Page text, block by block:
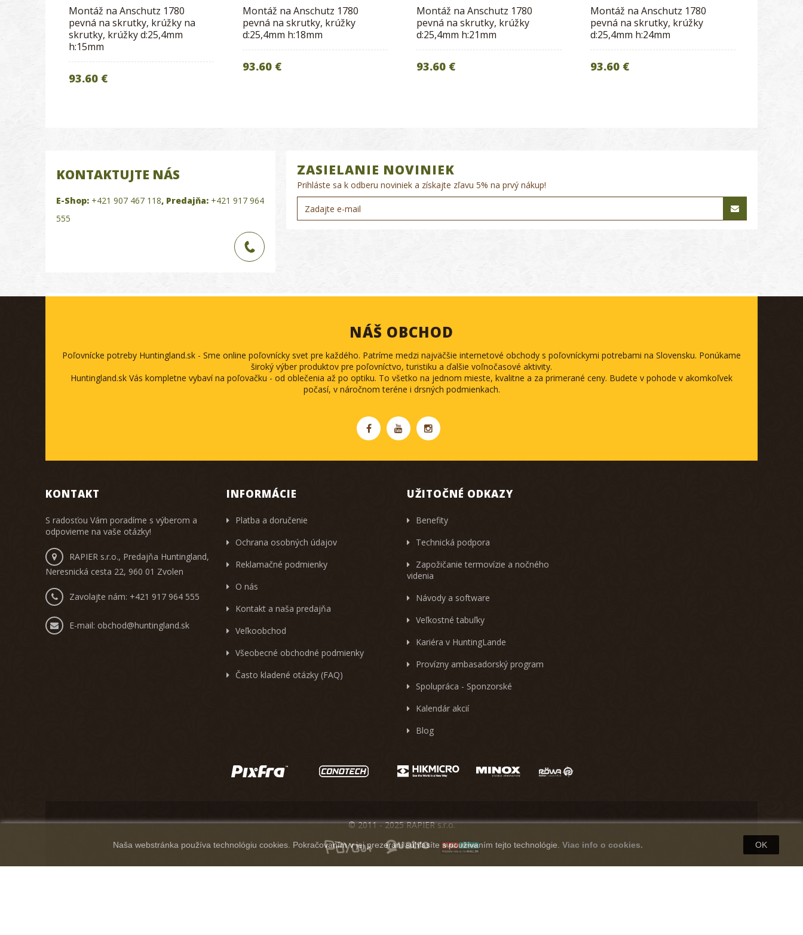
Montáž na Anschutz 1780
pevná na skrutky, krúžky na
skrutky, krúžky d:25,4mm
h:15mm
93.60 €
Montáž na Anschutz 1780
pevná na skrutky, krúžky
d:25,4mm h:18mm
93.60 €
Montáž na Anschutz 1780
pevná na skrutky, krúžky
d:25,4mm h:21mm
93.60 €
Montáž na Anschutz 1780
pevná na skrutky, krúžky
d:25,4mm h:24mm
93.60 €
KONTAKTUJTE NÁS
E-Shop: +421 907 467 118, Predajňa: +421 917 964
555
ZASIELANIE NOVINIEK
Prihláste sa k odberu noviniek a získajte zľavu 5% na prvý nákup!
NÁŠ OBCHOD
Poľovnícke potreby Huntingland.sk - Sme online poľovnícky svet pre každého. Patríme medzi najväčšie internetové obchody s poľovníckymi potrebami na Slovensku. Ponúkame
široký výber produktov pre poľovníctvo, turistiku a ďalšie voľnočasové aktivity.
Huntingland.sk Vás kompletne vybaví na poľovačku - od oblečenia až po optiku. To všetko na jednom mieste, kvalitne a za primerané ceny. Budete v pohode v akomkoľvek
počasí, v náročnom teréne i drsných podmienkach.
KONTAKT
S radosťou Vám poradíme s výberom a
odpovieme na vaše otázky!
RAPIER s.r.o., Predajňa Huntingland,
Neresnická cesta 22, 960 01 Zvolen
Zavolajte nám: +421 917 964 555
E-mail: obchod@huntingland.sk
INFORMÁCIE
Platba a doručenie
Ochrana osobných údajov
Reklamačné podmienky
O nás
Kontakt a naša predajňa
Veľkoobchod
Všeobecné obchodné podmienky
Často kladené otázky (FAQ)
UŽITOČNÉ ODKAZY
Benefity
Technická podpora
Zapožičanie termovízie a nočného
videnia
Návody a software
Veľkostné tabuľky
Kariéra v HuntingLande
Provízny ambasadorský program
Spolupráca - Sponzorské
Kalendár akcií
Blog
Naša webstránka používa technológiu cookies. Pokračovaním v jej prezeraní súhlasíte s používaním tejto technológie. Viac info o cookies. OK
© 2011 - 2025 RAPIER s.r.o.